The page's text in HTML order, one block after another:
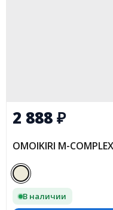
2 888₽
OMOIKIRI M-
В наличии